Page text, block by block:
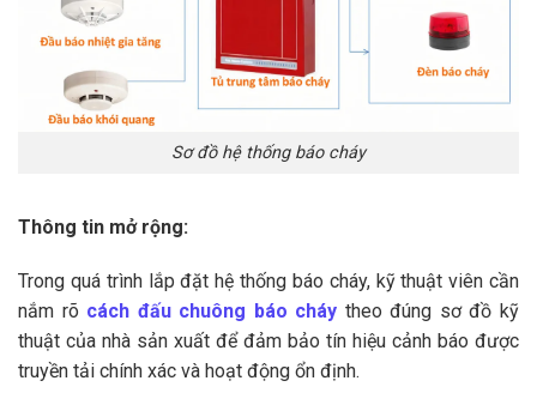
Sơ đồ hệ thống báo cháy
Thông tin mở rộng:
Trong quá trình lắp đặt hệ thống báo cháy, kỹ thuật viên cần
nắm rõ cách đấu chuông báo cháy theo đúng sơ đồ kỹ
thuật của nhà sản xuất để đảm bảo tín hiệu cảnh báo được
truyền tải chính xác và hoạt động ổn định.